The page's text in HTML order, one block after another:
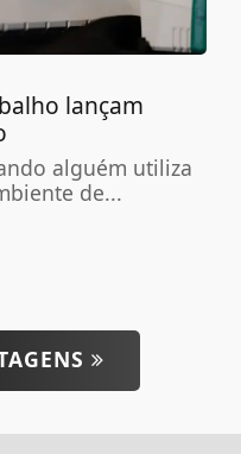
lançam
alguém utiliza
de...